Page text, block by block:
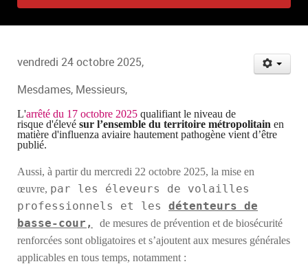
vendredi 24 octobre 2025,
Mesdames, Messieurs,
L'arrêté du 17 octobre 2025 qualifiant le niveau de
risque d'élevé sur l’ensemble du territoire métropolitain en
matière d'influenza aviaire hautement pathogène vient d’être
publié.
Aussi, à partirdu mercredi 22 octobre 2025, la mise en
œuvre, par les éleveurs de volailles
professionnels et les détenteurs de
basse-cour,
de mesures de prévention et de biosécurité
renforcées sont obligatoires et s’ajoutent aux mesures générales
applicables en tous temps, notamment :